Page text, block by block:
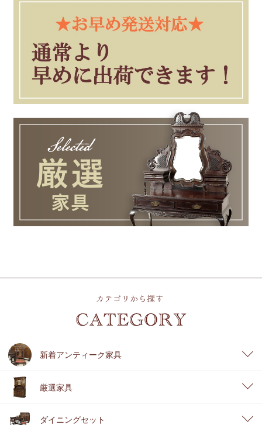
新着アンティーク家具
厳選家具
ダイニングセット